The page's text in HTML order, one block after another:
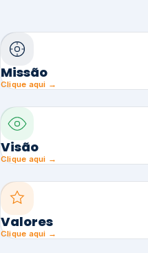
Missão
Clique aqui →
Visão
Clique aqui →
Valores
Clique aqui →